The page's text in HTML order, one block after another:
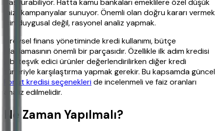
başvurabiliyor. Hatta kamu bankaları emeklilere özel düşük
faizli kampanyalar sunuyor. Önemli olan doğru kararı vermek
için duygusal değil, rasyonel analiz yapmak.
Bireysel finans yönetiminde kredi kullanımı, bütçe
planlamasının önemli bir parçasıdır. Özellikle ilk adım kredisi
gibi teşvik edici ürünler değerlendirilirken diğer kredi
türleriyle karşılaştırma yapmak gerekir. Bu kapsamda güncel
konut kredisi seçenekleride incelenmeli ve faiz oranları
analiz edilmelidir.
Ne Zaman Yapılmalı?